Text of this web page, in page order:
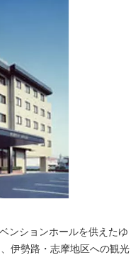
ンションホールを供えたゆ
伊勢路・志摩地区への観光